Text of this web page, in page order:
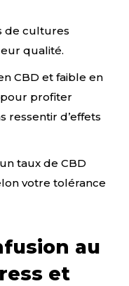
de cultures
qualité.
CBD et faible en
profiter
ressentir d’effets
taux de CBD
votre tolérance
au
et